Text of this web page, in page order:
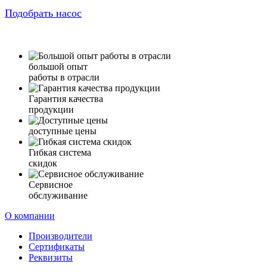
Подобрать насос
большой опыт
работы в отрасли
Гарантия качества
продукции
доступные цены
Гибкая система
скидок
Сервисное
обслуживание
О компании
Производители
Сертификаты
Реквизиты